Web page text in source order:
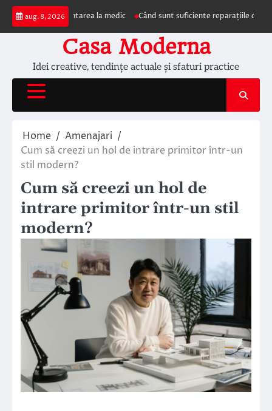
Skip
content
aug. 8, 2026
impun prezentarea la medic Când sunt suficiente reparațiile de
Casa Moderna
Idei creative, tendințe actuale și sfaturi practice
Home
Amenajari
Cum să creezi un hol de intrare primitor într-un
stil modern?
Cum să creezi un hol de
intrare primitor într-un stil
modern?